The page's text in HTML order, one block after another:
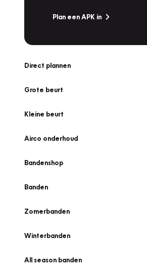
Plan een APK in
Direct plannen
Grote beurt
Kleine beurt
Airco onderhoud
Bandenshop
Banden
Zomerbanden
Winterbanden
All season banden